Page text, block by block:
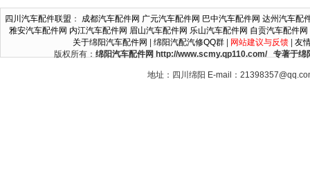
四川汽车配件联盟 ： 成都汽车配件网 广元汽车配件网 巴中汽车配件网 达州汽车配
雅安汽车配件网 内江汽车配件网 眉山汽车配件网 乐山汽车配件网 自贡汽车配件网
关于绵阳汽车配件网
绵阳汽配汽修QQ群| 网站建议与反馈| 友
版权所有： 绵阳汽车配件网 http://www.scmy.qp110.com/ 专著于绵
地址：四川绵阳 E-mail：